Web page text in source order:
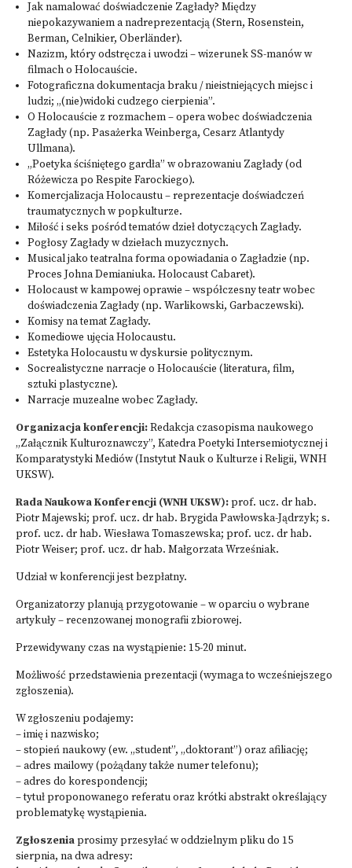
Jak namalować doświadczenie Zagłady? Między
niepokazywaniem a nadreprezentacją (Stern, Rosenstein,
Berman, Celnikier, Oberländer).
Nazizm, który odstręcza i uwodzi – wizerunek SS-manów w
filmach o Holocauście.
Fotograficzna dokumentacja braku / nieistniejących miejsc i
ludzi; „(nie)widoki cudzego cierpienia”.
O Holocauście z rozmachem – opera wobec doświadczenia
Zagłady (np. Pasażerka Weinberga, Cesarz Atlantydy
Ullmana).
„Poetyka ściśniętego gardła” w obrazowaniu Zagłady (od
Różewicza po Respite Farockiego).
Komercjalizacja Holocaustu – reprezentacje doświadczeń
traumatycznych w popkulturze.
Miłość i seks pośród tematów dzieł dotyczących Zagłady.
Pogłosy Zagłady w dziełach muzycznych.
Musical jako teatralna forma opowiadania o Zagładzie (np.
Proces Johna Demianiuka. Holocaust Cabaret).
Holocaust w kampowej oprawie – współczesny teatr wobec
doświadczenia Zagłady (np. Warlikowski, Garbaczewski).
Komisy na temat Zagłady.
Komediowe ujęcia Holocaustu.
Estetyka Holocaustu w dyskursie politycznym.
Socrealistyczne narracje o Holocauście (literatura, film,
sztuki plastyczne).
Narracje muzealne wobec Zagłady.
Organizacja konferencji:Redakcja czasopisma naukowego
„Załącznik Kulturoznawczy”, Katedra Poetyki Intersemiotycznej i
Komparatystyki Mediów (Instytut Nauk o Kulturze i Religii, WNH
UKSW).
Rada Naukowa Konferencji (WNH UKSW):prof. ucz. dr hab.
Piotr Majewski; prof. ucz. dr hab. Brygida Pawłowska-Jądrzyk; s.
prof. ucz. dr hab. Wiesława Tomaszewska; prof. ucz. dr hab.
Piotr Weiser; prof. ucz. dr hab. Małgorzata Wrześniak.
Udział w konferencji jest bezpłatny.
Organizatorzy planują przygotowanie – w oparciu o wybrane
artykuły – recenzowanej monografii zbiorowej.
Przewidywany czas na wystąpienie: 15-20 minut.
Możliwość przedstawienia prezentacji (wymaga to wcześniejszego
zgłoszenia).
W zgłoszeniu podajemy:
– imię i nazwisko;
– stopień naukowy (ew. „student”, „doktorant”) oraz afiliację;
– adres mailowy (pożądany także numer telefonu);
– adres do korespondencji;
– tytuł proponowanego referatu oraz krótki abstrakt określający
problematykę wystąpienia.
Zgłoszeniaprosimy przesyłać w oddzielnym pliku do 15
sierpnia, na dwa adresy: